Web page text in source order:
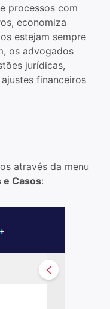
processos com
economiza
estejam sempre
os advogados
jurídicas,
financeiros
através da menu
e Casos: